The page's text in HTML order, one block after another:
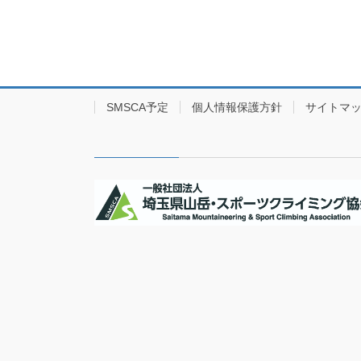
SMSCA予定 個人情報保護方針 サイトマ